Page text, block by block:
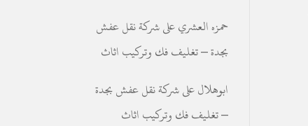
حمزه العشريعلىشركة نقل عفش
بجدة – تغليف فك وتركيب اثاث
ابوهلالعلىشركة نقل عفش بجدة
– تغليف فك وتركيب اثاث